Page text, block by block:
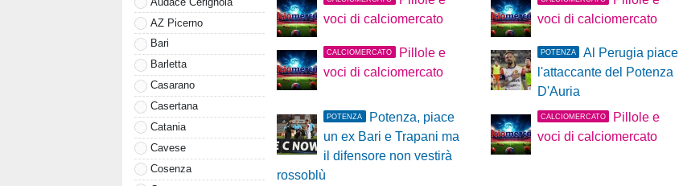
AZ Picerno
Bari
Barletta
Casarano
Casertana
Catania
Cavese
Cosenza
voci di calciomercato
voci di calciomercato
CALCIOMERCATO
Pillole e
voci di calciomercato
POTENZA
Al Perugia piace
l'attaccante del Potenza
D'Auria
POTENZA
Potenza, piace
un ex Bari e Trapani ma
il difensore non vestirà
rossoblù
CALCIOMERCATO
Pillole e
voci di calciomercato